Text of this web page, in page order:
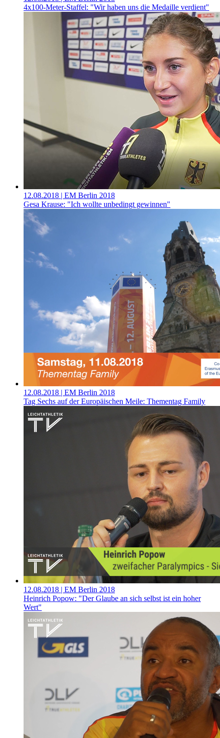
4x100-Meter-Staffel: "Wir haben uns die Medaille verdient"
12.08.2018 | EM Berlin 2018
Gesa Krause: "Ich wollte unbedingt gewinnen"
12.08.2018 | EM Berlin 2018
Tag Sechs auf der Europäischen Meile: Thementag Family
12.08.2018 | EM Berlin 2018
Heinrich Popow: "Der Glaube an sich selbst ist ein hoher
Wert"